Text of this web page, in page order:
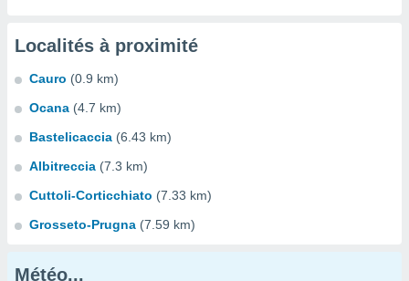
Localités à proximité
Cauro (0.9 km)
Ocana (4.7 km)
Bastelicaccia (6.43 km)
Albitreccia (7.3 km)
Cuttoli-Corticchiato (7.33 km)
Grosseto-Prugna (7.59 km)
Météo...